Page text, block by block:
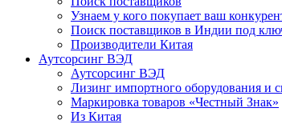
Узнаем у кого покупает ваш
Поиск поставщиков в Индии под
Производители Китая
Аутсорсинг ВЭД
Аутсорсинг ВЭД
Лизинг импортного оборудования и
Маркировка товаров «Честный Знак»
Из Китая